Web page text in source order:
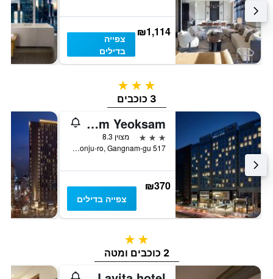
₪1,114
צפייה
בדילים
3 כוכבים
3 כוכבים
Shilla Stay Gangnam Yeoksam
3 כוכבים
מצוין 8.3
517 Eonju-ro, Gangnam-gu, סיאול, דרום קוריאה
₪370
צפייה בדילים
2 כוכבים
2 כוכבים ומטה